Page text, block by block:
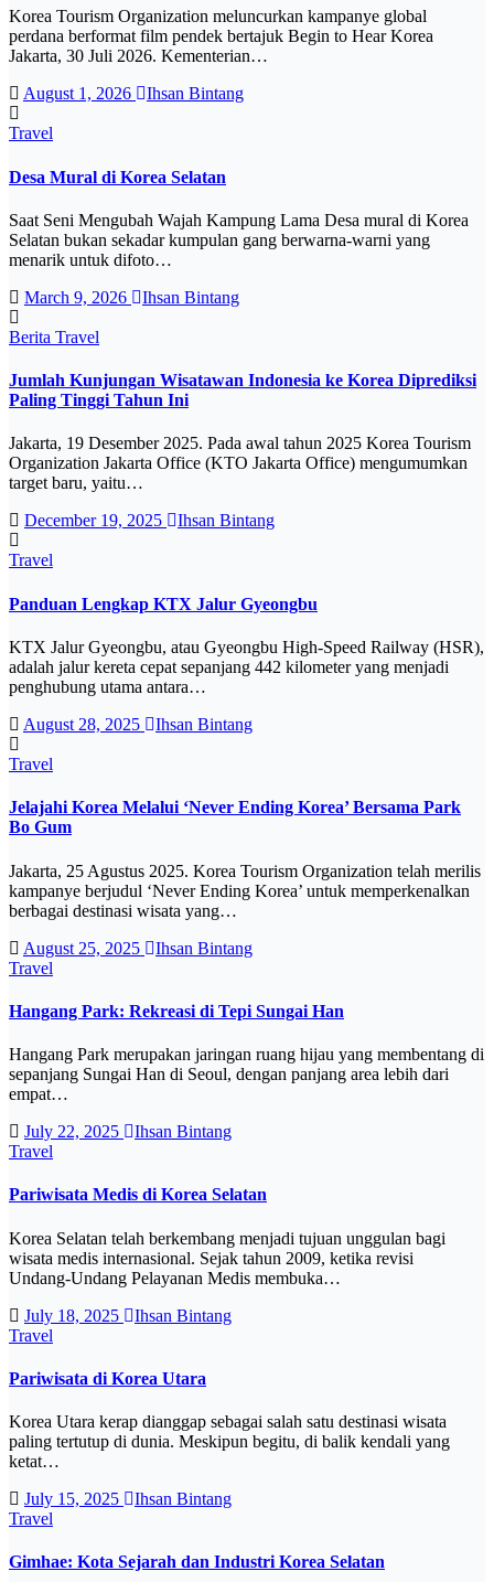
Korea Tourism Organization meluncurkan kampanye global
perdana berformat film pendek bertajuk Begin to Hear Korea
Jakarta, 30 Juli 2026. Kementerian…
August 1, 2026
Ihsan Bintang
Travel
Desa Mural di Korea Selatan
Saat Seni Mengubah Wajah Kampung Lama Desa mural di Korea
Selatan bukan sekadar kumpulan gang berwarna-warni yang
menarik untuk difoto…
March 9, 2026
Ihsan Bintang
Berita Travel
Jumlah Kunjungan Wisatawan Indonesia ke Korea Diprediksi
Paling Tinggi Tahun Ini
Jakarta, 19 Desember 2025. Pada awal tahun 2025 Korea Tourism
Organization Jakarta Office (KTO Jakarta Office) mengumumkan
target baru, yaitu…
December 19, 2025
Ihsan Bintang
Travel
Panduan Lengkap KTX Jalur Gyeongbu
KTX Jalur Gyeongbu, atau Gyeongbu High-Speed Railway (HSR),
adalah jalur kereta cepat sepanjang 442 kilometer yang menjadi
penghubung utama antara…
August 28, 2025
Ihsan Bintang
Travel
Jelajahi Korea Melalui ‘Never Ending Korea’ Bersama Park
Bo Gum
Jakarta, 25 Agustus 2025. Korea Tourism Organization telah merilis
kampanye berjudul ‘Never Ending Korea’ untuk memperkenalkan
berbagai destinasi wisata yang…
August 25, 2025
Ihsan Bintang
Travel
Hangang Park: Rekreasi di Tepi Sungai Han
Hangang Park merupakan jaringan ruang hijau yang membentang di
sepanjang Sungai Han di Seoul, dengan panjang area lebih dari
empat…
July 22, 2025
Ihsan Bintang
Travel
Pariwisata Medis di Korea Selatan
Korea Selatan telah berkembang menjadi tujuan unggulan bagi
wisata medis internasional. Sejak tahun 2009, ketika revisi
Undang‑Undang Pelayanan Medis membuka…
July 18, 2025
Ihsan Bintang
Travel
Pariwisata di Korea Utara
Korea Utara kerap dianggap sebagai salah satu destinasi wisata
paling tertutup di dunia. Meskipun begitu, di balik kendali yang
ketat…
July 15, 2025
Ihsan Bintang
Travel
Gimhae: Kota Sejarah dan Industri Korea Selatan